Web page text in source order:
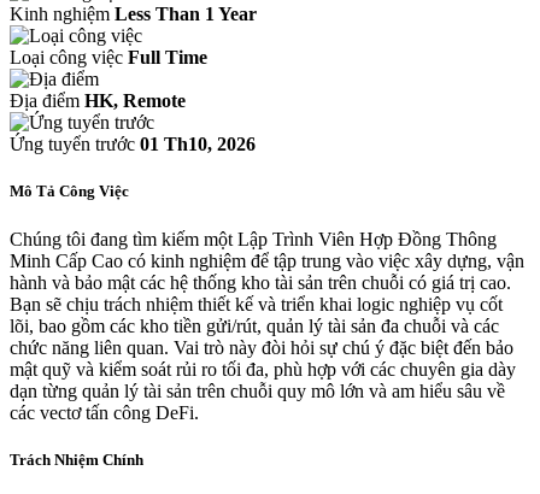
Kinh nghiệm Less Than 1 Year
Loại công việc Full Time
Địa điểm HK, Remote
Ứng tuyển trước 01 Th10, 2026
Mô Tả Công Việc
Chúng tôi đang tìm kiếm một Lập Trình Viên Hợp Đồng Thông
Minh Cấp Cao có kinh nghiệm để tập trung vào việc xây dựng, vận
hành và bảo mật các hệ thống kho tài sản trên chuỗi có giá trị cao.
Bạn sẽ chịu trách nhiệm thiết kế và triển khai logic nghiệp vụ cốt
lõi, bao gồm các kho tiền gửi/rút, quản lý tài sản đa chuỗi và các
chức năng liên quan. Vai trò này đòi hỏi sự chú ý đặc biệt đến bảo
mật quỹ và kiểm soát rủi ro tối đa, phù hợp với các chuyên gia dày
dạn từng quản lý tài sản trên chuỗi quy mô lớn và am hiểu sâu về
các vectơ tấn công DeFi.
Trách Nhiệm Chính